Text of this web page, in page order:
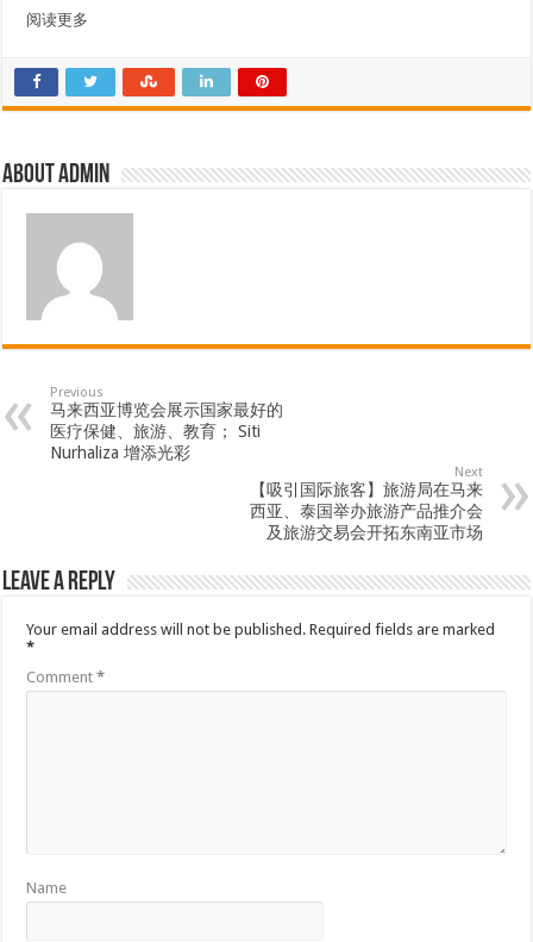
阅读更多
About admin
Previous
马来西亚博览会展示国家最好的
医疗保健、旅游、教育； Siti
Nurhaliza 增添光彩
Next
【吸引国际旅客】旅游局在马来
西亚、泰国举办旅游产品推介会
及旅游交易会开拓东南亚市场
Leave a Reply
Your email address will not be published. Required fields are marked
*
Comment*
Name